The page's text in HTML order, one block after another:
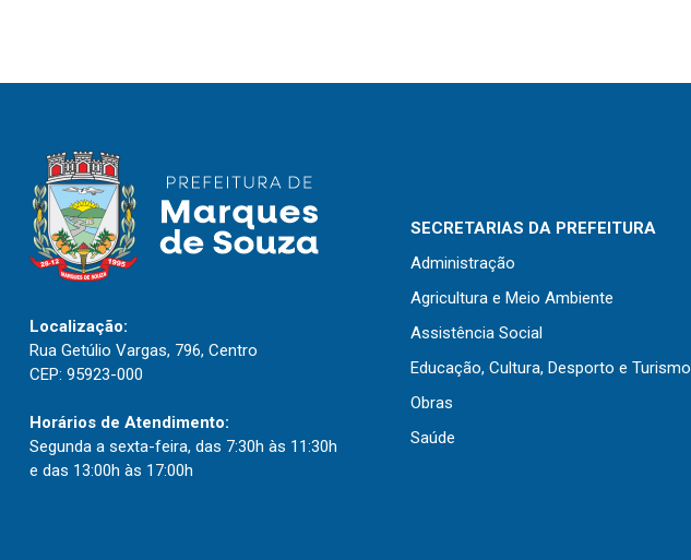
Localização:
Rua Getúlio Vargas, 796, Centro
CEP: 95923-000
Horários de Atendimento:
Segunda a sexta-feira, das 7:30h às 11:30h
e das 13:00h às 17:00h
SECRETARIAS DA PREFEITURA
Administração
Agricultura e Meio Ambiente
Assistência Social
Educação, Cultura, Desporto e Turismo
Obras
Saúde